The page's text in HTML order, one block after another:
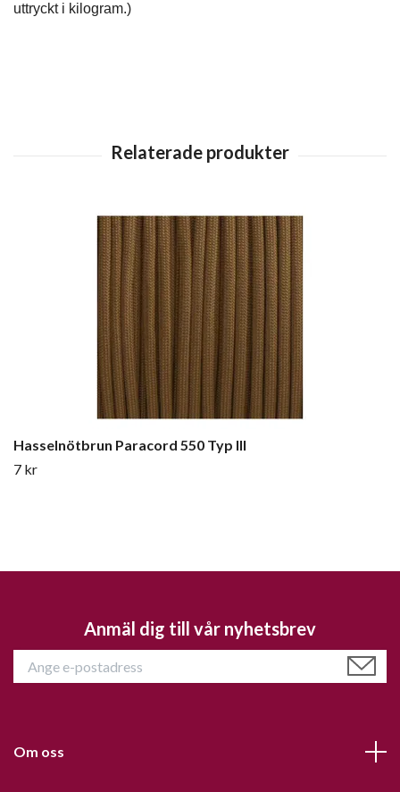
uttryckt i kilogram.)
Hasselnötbrun Paracord 550 Typ III
7 kr
Anmäl dig till vår nyhetsbrev
Om oss